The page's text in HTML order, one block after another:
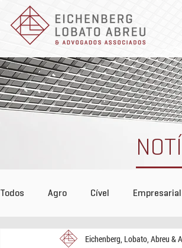
Todos Agro Cível Empresarial
Tributário COVID-19
Eichenberg, Lobato, Abreu &